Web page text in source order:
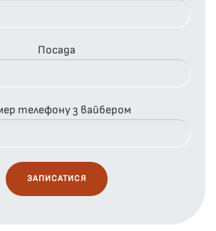
Посада
телефону з вайбером